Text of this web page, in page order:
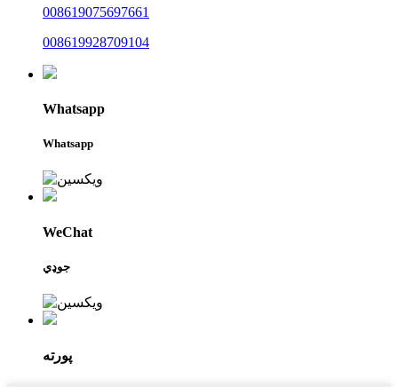
008619075697661
008619928709104
Whatsapp
Whatsapp
WeChat
جوډي
پورته